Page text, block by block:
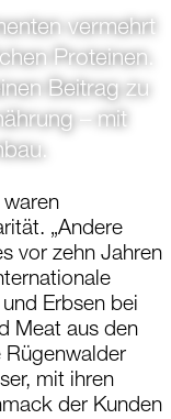
vermehrt
Proteinen.
Beitrag zu
– mit
waren
„Andere
vor zehn Jahren
Erbsen bei
Meat aus den
Rügen­walder
mit ihren
der Kunden